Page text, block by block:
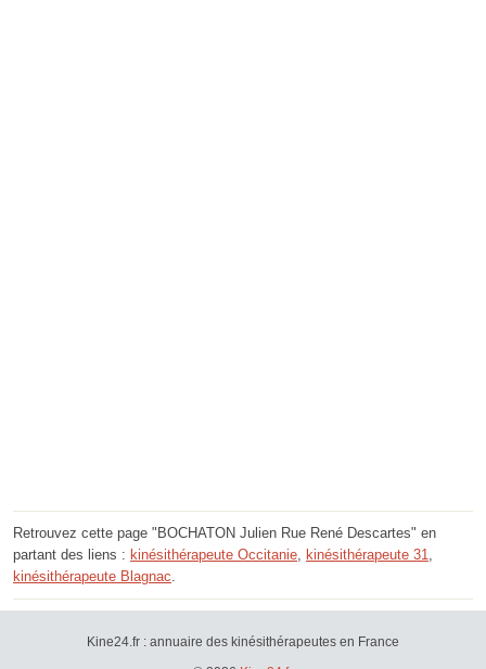
Retrouvez cette page "BOCHATON Julien Rue René Descartes" en
partant des liens : kinésithérapeute Occitanie kinésithérapeute 31
kinésithérapeute Blagnac
Kine24.fr : annuaire des kinésithérapeutes en France